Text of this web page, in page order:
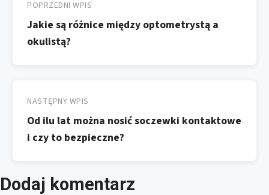
wpisu
POPRZEDNI WPIS
Jakie są różnice między optometrystą a
okulistą?
NASTĘPNY WPIS
Od ilu lat można nosić soczewki kontaktowe
i czy to bezpieczne?
Dodaj komentarz